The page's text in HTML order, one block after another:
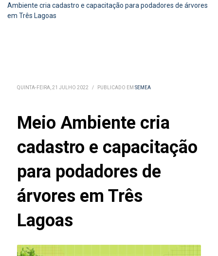
Ambiente cria cadastro e capacitação para podadores de árvores
em Três Lagoas
QUINTA-FEIRA, 21 JULHO 2022 / PUBLICADO EM SEMEA
Meio Ambiente cria
cadastro e capacitação
para podadores de
árvores em Três
Lagoas